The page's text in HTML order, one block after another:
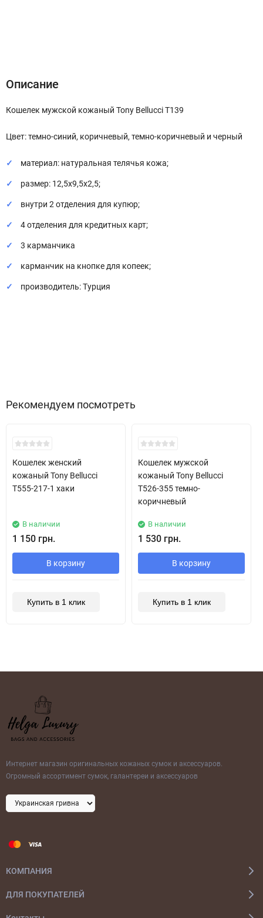
Описание
Кошелек мужской кожаный Tony Bellucci T139
Цвет: темно-синий, коричневый, темно-коричневый и черный
материал: натуральная телячья кожа;
размер: 12,5x9,5x2,5;
внутри 2 отделения для купюр;
4 отделения для кредитных карт;
3 карманчика
карманчик на кнопке для копеек;
производитель: Турция
Рекомендуем посмотреть
Хит!
Кошелек женский
кожаный Tony Bellucci
T555-217-1 хаки
В наличии
1 150 грн.
В корзину
Купить в 1 клик
Хит!
Кошелек мужской
кожаный Tony Bellucci
T526-355 темно-
коричневый
В наличии
1 530 грн.
В корзину
Купить в 1 клик
Интернет магазин оригинальных кожаных сумок и аксессуаров.
Огромный ассортимент сумок, галантереи и аксессуаров
КОМПАНИЯ
ДЛЯ ПОКУПАТЕЛЕЙ